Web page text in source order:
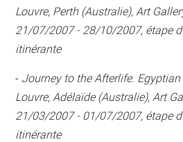
Louvre, Perth (Australie), Art
21/07/2007 - 28/10/2007, étape
itinérante
- Journey to the Afterlife.
Louvre, Adélaïde (Australie), Art
21/03/2007 - 01/07/2007, étape
itinérante